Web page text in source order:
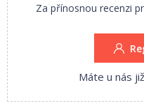
Za přínosnou recenzi
Máte u nás